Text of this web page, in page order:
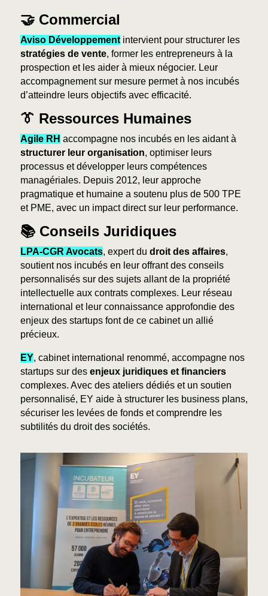
🤝 Commercial
Aviso Développementintervient pour structurer les
stratégies de vente, former les entrepreneurs à la
prospection et les aider à mieux négocier. Leur
accompagnement sur mesure permet à nos incubés
d’atteindre leurs objectifs avec efficacité.
👔 Ressources Humaines
Agile RH accompagne nos incubés en les aidant à
structurer leur organisation, optimiser leurs
processus et développer leurs compétences
managériales. Depuis 2012, leur approche
pragmatique et humaine a soutenu plus de 500 TPE
et PME, avec un impact direct sur leur performance.
📚 Conseils Juridiques
LPA-CGR Avocats, expertdu droit des affaires,
soutient nos incubés en leur offrant des conseils
personnalisés sur des sujets allant de la propriété
intellectuelle aux contrats complexes. Leur réseau
international et leur connaissance approfondie des
enjeux des startups font de ce cabinet un allié
précieux.
EY, cabinet international renommé, accompagne nos
startups sur des enjeux juridiques et financiers
complexes. Avec des ateliers dédiés et un soutien
personnalisé, EY aide à structurer les business plans,
sécuriser les levées de fonds et comprendre les
subtilités du droit des sociétés.